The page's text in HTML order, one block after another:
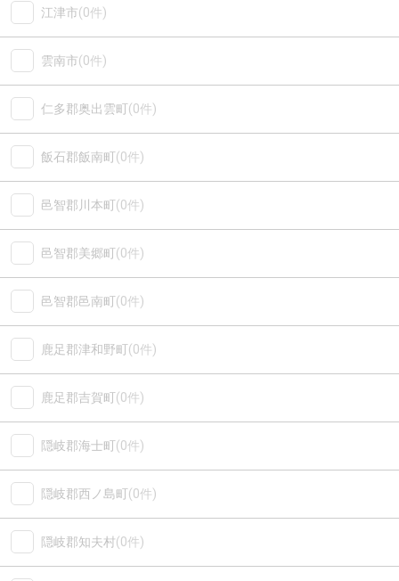
江津市(0件)
雲南市(0件)
仁多郡奥出雲町(0件)
飯石郡飯南町(0件)
邑智郡川本町(0件)
邑智郡美郷町(0件)
邑智郡邑南町(0件)
鹿足郡津和野町(0件)
鹿足郡吉賀町(0件)
隠岐郡海士町(0件)
隠岐郡西ノ島町(0件)
隠岐郡知夫村(0件)